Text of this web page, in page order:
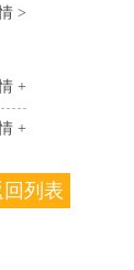
>
+
+
回列表